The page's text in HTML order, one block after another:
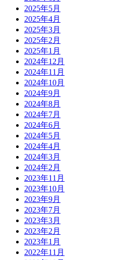
2025年5月
2025年4月
2025年3月
2025年2月
2025年1月
2024年12月
2024年11月
2024年10月
2024年9月
2024年8月
2024年7月
2024年6月
2024年5月
2024年4月
2024年3月
2024年2月
2023年11月
2023年10月
2023年9月
2023年7月
2023年3月
2023年2月
2023年1月
2022年11月